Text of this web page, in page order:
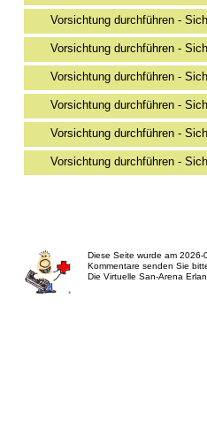
Vorsichtung durchführen -
Vorsichtung durchführen -
Vorsichtung durchführen -
Vorsichtung durchführen -
Vorsichtung durchführen -
Vorsichtung durchführen -
Diese Seite wurde am 2026-
Kommentare senden Sie
Die Virtuelle San-Arena